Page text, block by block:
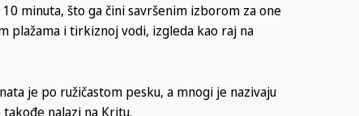
minuta, što ga čini savršenim izborom za one
plažama i tirkiznoj vodi, izgleda kao raj na
je po ružičastom pesku, a mnogi je nazivaju
nalazi na Kritu.